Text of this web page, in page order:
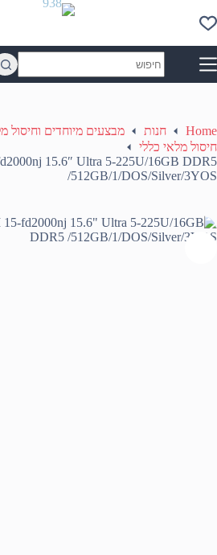
to
content
results
Home חנות
מבצעים מיוחדים וחיסול
חיסול מלאי כללי
15.6″ Ultra 5-225U/16GB DDR5
/512GB/1/DOS/Silver/3YOS